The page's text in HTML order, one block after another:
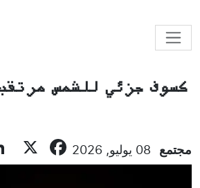
كسوف جزئي للشمس
مجتمع 08 يوليو, 2026